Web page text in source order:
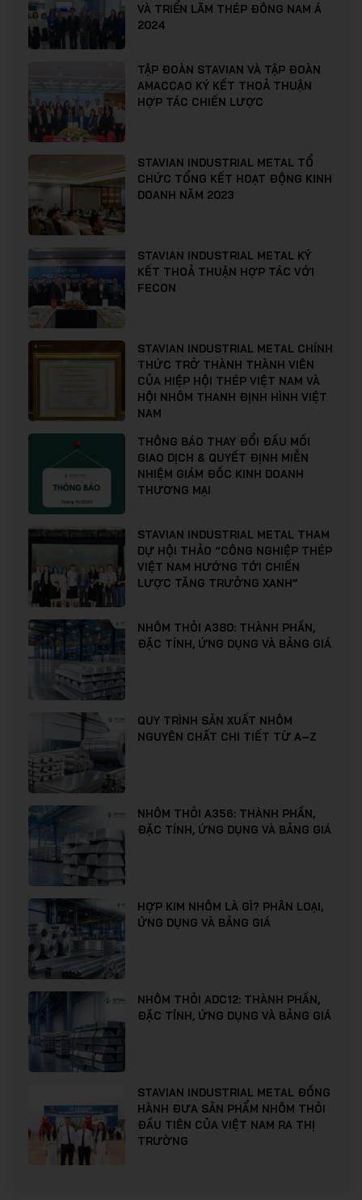
VÀ TRIỂN LÃM THÉP ĐÔNG NAM Á
2024
TẬP ĐOÀN STAVIAN VÀ TẬP ĐOÀN
AMACCAO KÝ KẾT THOẢ THUẬN
HỢP TÁC CHIẾN LƯỢC
STAVIAN INDUSTRIAL METAL TỔ
CHỨC TỔNG KẾT HOẠT ĐỘNG KINH
DOANH NĂM 2023
STAVIAN INDUSTRIAL METAL KÝ
KẾT THOẢ THUẬN HỢP TÁC VỚI
FECON
STAVIAN INDUSTRIAL METAL CHÍNH
THỨC TRỞ THÀNH THÀNH VIÊN
CỦA HIỆP HỘI THÉP VIỆT NAM VÀ
HỘI NHÔM THANH ĐỊNH HÌNH VIỆT
NAM
THÔNG BÁO THAY ĐỔI ĐẦU MỐI
GIAO DỊCH & QUYẾT ĐỊNH MIỄN
NHIỆM GIÁM ĐỐC KINH DOANH
THƯƠNG MẠI
STAVIAN INDUSTRIAL METAL THAM
DỰ HỘI THẢO “CÔNG NGHIỆP THÉP
VIỆT NAM HƯỚNG TỚI CHIẾN
LƯỢC TĂNG TRƯỞNG XANH”
NHÔM THỎI A380: THÀNH PHẦN,
ĐẶC TÍNH, ỨNG DỤNG VÀ BẢNG GIÁ
QUY TRÌNH SẢN XUẤT NHÔM
NGUYÊN CHẤT CHI TIẾT TỪ A–Z
NHÔM THỎI A356: THÀNH PHẦN,
ĐẶC TÍNH, ỨNG DỤNG VÀ BẢNG GIÁ
HỢP KIM NHÔM LÀ GÌ? PHÂN LOẠI,
ỨNG DỤNG VÀ BẢNG GIÁ
NHÔM THỎI ADC12: THÀNH PHẦN,
ĐẶC TÍNH, ỨNG DỤNG VÀ BẢNG GIÁ
STAVIAN INDUSTRIAL METAL ĐỒNG
HÀNH ĐƯA SẢN PHẨM NHÔM THỎI
ĐẦU TIÊN CỦA VIỆT NAM RA THỊ
TRƯỜNG